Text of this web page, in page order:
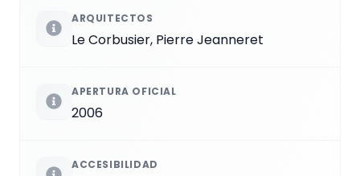
ARQUITECTOS
Le Corbusier, Pierre Jeanneret
APERTURA OFICIAL
2006
ACCESIBILIDAD